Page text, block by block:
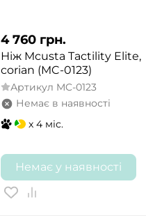
4 760 грн.
Ніж Mcusta Tactility Elite,
corian (MC-0123)
Артикул MC-0123
Немає в наявності
x 4 міс.
Немає у наявності